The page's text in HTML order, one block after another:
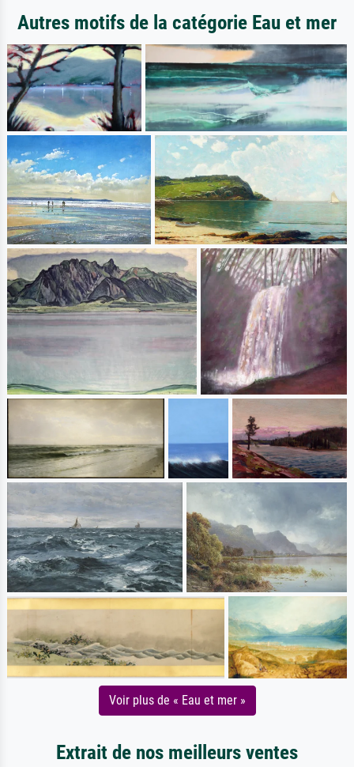
Autres motifs de la catégorie Eau et mer
Voir plus de « Eau et mer »
Extrait de nos meilleurs ventes